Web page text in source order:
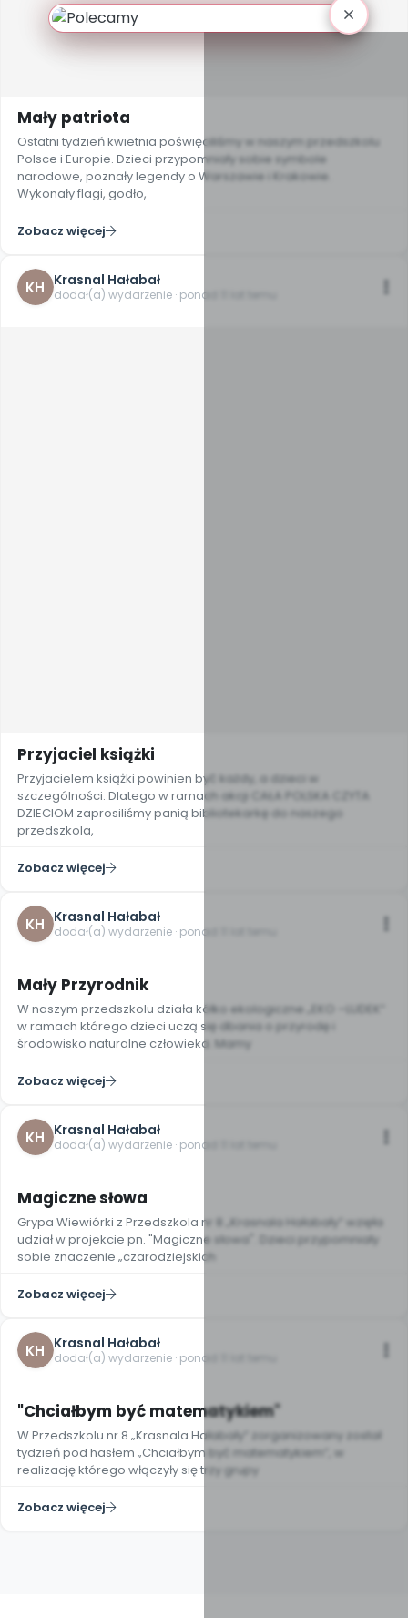
Mały patriota
Ostatni tydzień kwietnia poświęciliśmy w naszym przedszkolu
Polsce i Europie. Dzieci przypomniały sobie symbole
narodowe, poznały legendy o Warszawie i Krakowie.
Wykonały flagi, godło,
Zobacz więcej
KH Krasnal Hałabał
dodał(a) wydarzenie · ponad 11 lat temu
Przyjaciel książki
Przyjacielem książki powinien być każdy, a dzieci w
szczególności. Dlatego w ramach akcji CAŁA POLSKA CZYTA
DZIECIOM zaprosiliśmy panią bibliotekarkę do naszego
przedszkola,
Zobacz więcej
KH Krasnal Hałabał
dodał(a) wydarzenie · ponad 11 lat temu
Mały Przyrodnik
W naszym przedszkolu działa kółko ekologiczne „EKO –LUDEK”
w ramach którego dzieci uczą się dbania o przyrodę i
środowisko naturalne człowieka. Mamy
Zobacz więcej
KH Krasnal Hałabał
dodał(a) wydarzenie · ponad 11 lat temu
Magiczne słowa
Grypa Wiewiórki z Przedszkola nr 8 „Krasnala Hałabały” wzięła
udział w projekcie pn. "Magiczne słowa". Dzieci przypomniały
sobie znaczenie „czarodziejskich
Zobacz więcej
KH Krasnal Hałabał
dodał(a) wydarzenie · ponad 11 lat temu
"Chciałbym być matematykiem"
W Przedszkolu nr 8 „Krasnala Hałabały” zorganizowany został
tydzień pod hasłem „Chciałbym być matematykiem”, w
realizację którego włączyły się trzy grupy
Zobacz więcej